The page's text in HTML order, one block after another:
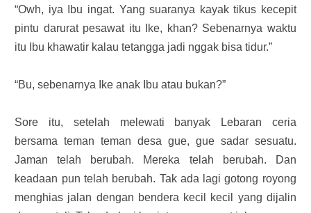
“Owh, iya Ibu ingat. Yang suaranya kayak tikus kecepit
pintu darurat pesawat itu Ike, khan? Sebenarnya waktu
itu Ibu khawatir kalau tetangga jadi nggak bisa tidur.”
“Bu, sebenarnya Ike anak Ibu atau bukan?”
Sore itu, setelah melewati banyak Lebaran ceria
bersama teman teman desa gue, gue sadar sesuatu.
Jaman telah berubah. Mereka telah berubah. Dan
keadaan pun telah berubah. Tak ada lagi gotong royong
menghias jalan dengan bendera kecil kecil yang dijalin